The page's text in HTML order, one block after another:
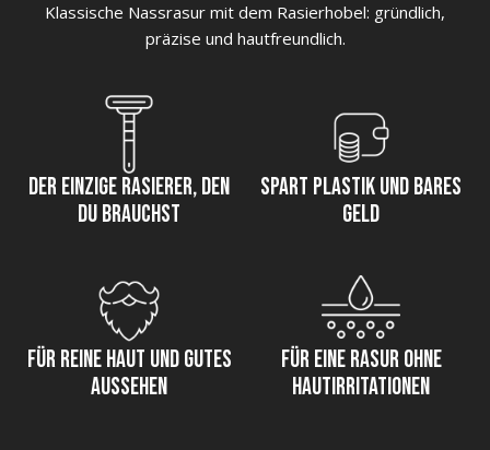
Klassische Nassrasur mit dem Rasierhobel: gründlich,
präzise und hautfreundlich.
Der einzige Rasierer, den
Du brauchst
Spart Plastik und bares
Geld
Für reine Haut und gutes
aussehen
Für eine Rasur ohne
Hautirritationen